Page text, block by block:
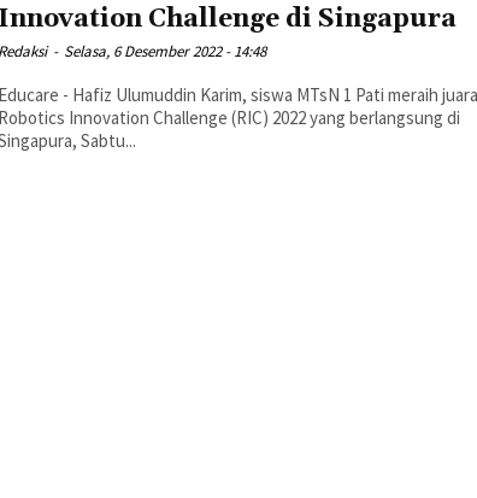
Innovation Challenge di Singapura
Redaksi - Selasa, 6 Desember 2022 - 14:48
Educare - Hafiz Ulumuddin Karim, siswa MTsN 1 Pati meraih juara II pada
Robotics Innovation Challenge (RIC) 2022 yang berlangsung di
Sabtu...